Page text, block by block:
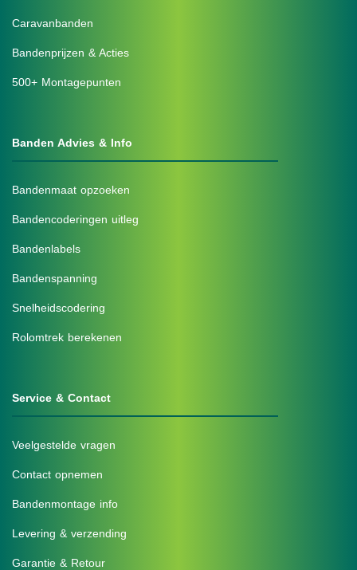
Caravanbanden
Bandenprijzen & Acties
500+ Montagepunten
Banden Advies & Info
Bandenmaat opzoeken
Bandencoderingen uitleg
Bandenlabels
Bandenspanning
Snelheidscodering
Rolomtrek berekenen
Service & Contact
Veelgestelde vragen
Contact opnemen
Bandenmontage info
Levering & verzending
Garantie & Retour